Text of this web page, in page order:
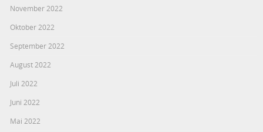
November 2022
Oktober 2022
September 2022
August 2022
Juli 2022
Juni 2022
Mai 2022